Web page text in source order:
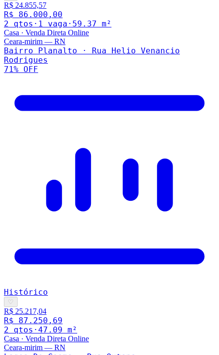
R$ 24.855,57
R$ 86.000,00
2 qtos · 1 vaga · 59.37 m²
Casa · Venda Direta Online
Ceara-mirim — RN
Bairro Planalto · Rua Helio Venancio
Rodrigues
71% OFF
Histórico
♡
R$ 25.217,04
R$ 87.250,69
2 qtos · 47.09 m²
Casa · Venda Direta Online
Ceara-mirim — RN